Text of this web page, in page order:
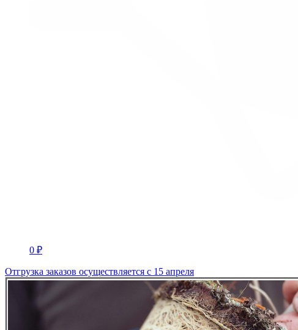
0 ₽
Отгрузка заказов осуществляется с 15 апреля